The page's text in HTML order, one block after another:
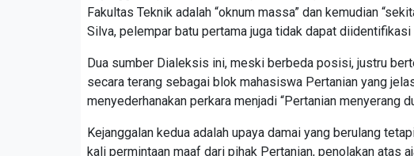
Fakultas Teknik adalah “oknum massa” dan kemudian
Silva, pelempar batu pertama juga tidak dapat
Dua sumber Dialeksis ini, meski berbeda posisi, justru
secara terang sebagai blok mahasiswa Pertanian yang
menyederhanakan perkara menjadi “Pertanian menyerang
Kejanggalan kedua adalah upaya damai yang berulang
kali permintaan maaf dari pihak Pertanian, penolakan atas